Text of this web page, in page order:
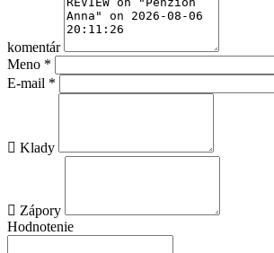
komentár
Meno *
E-mail *
Klady
Zápory
Hodnotenie